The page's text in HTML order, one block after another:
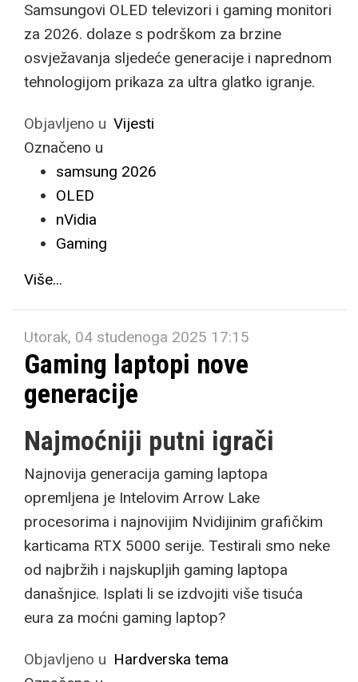
Samsungovi OLED televizori i gaming monitori
za 2026. dolaze s podrškom za brzine
osvježavanja sljedeće generacije i naprednom
tehnologijom prikaza za ultra glatko igranje.
Objavljeno u Vijesti
Označeno u
samsung 2026
OLED
nVidia
Gaming
Više...
Utorak, 04 studenoga 2025 17:15
Gaming laptopi nove
generacije
Najmoćniji putni igrači
Najnovija generacija gaming laptopa
opremljena je Intelovim Arrow Lake
procesorima i najnovijim Nvidijinim grafičkim
karticama RTX 5000 serije. Testirali smo neke
od najbržih i najskupljih gaming laptopa
današnjice. Isplati li se izdvojiti više tisuća
eura za moćni gaming laptop?
Objavljeno u Hardverska tema